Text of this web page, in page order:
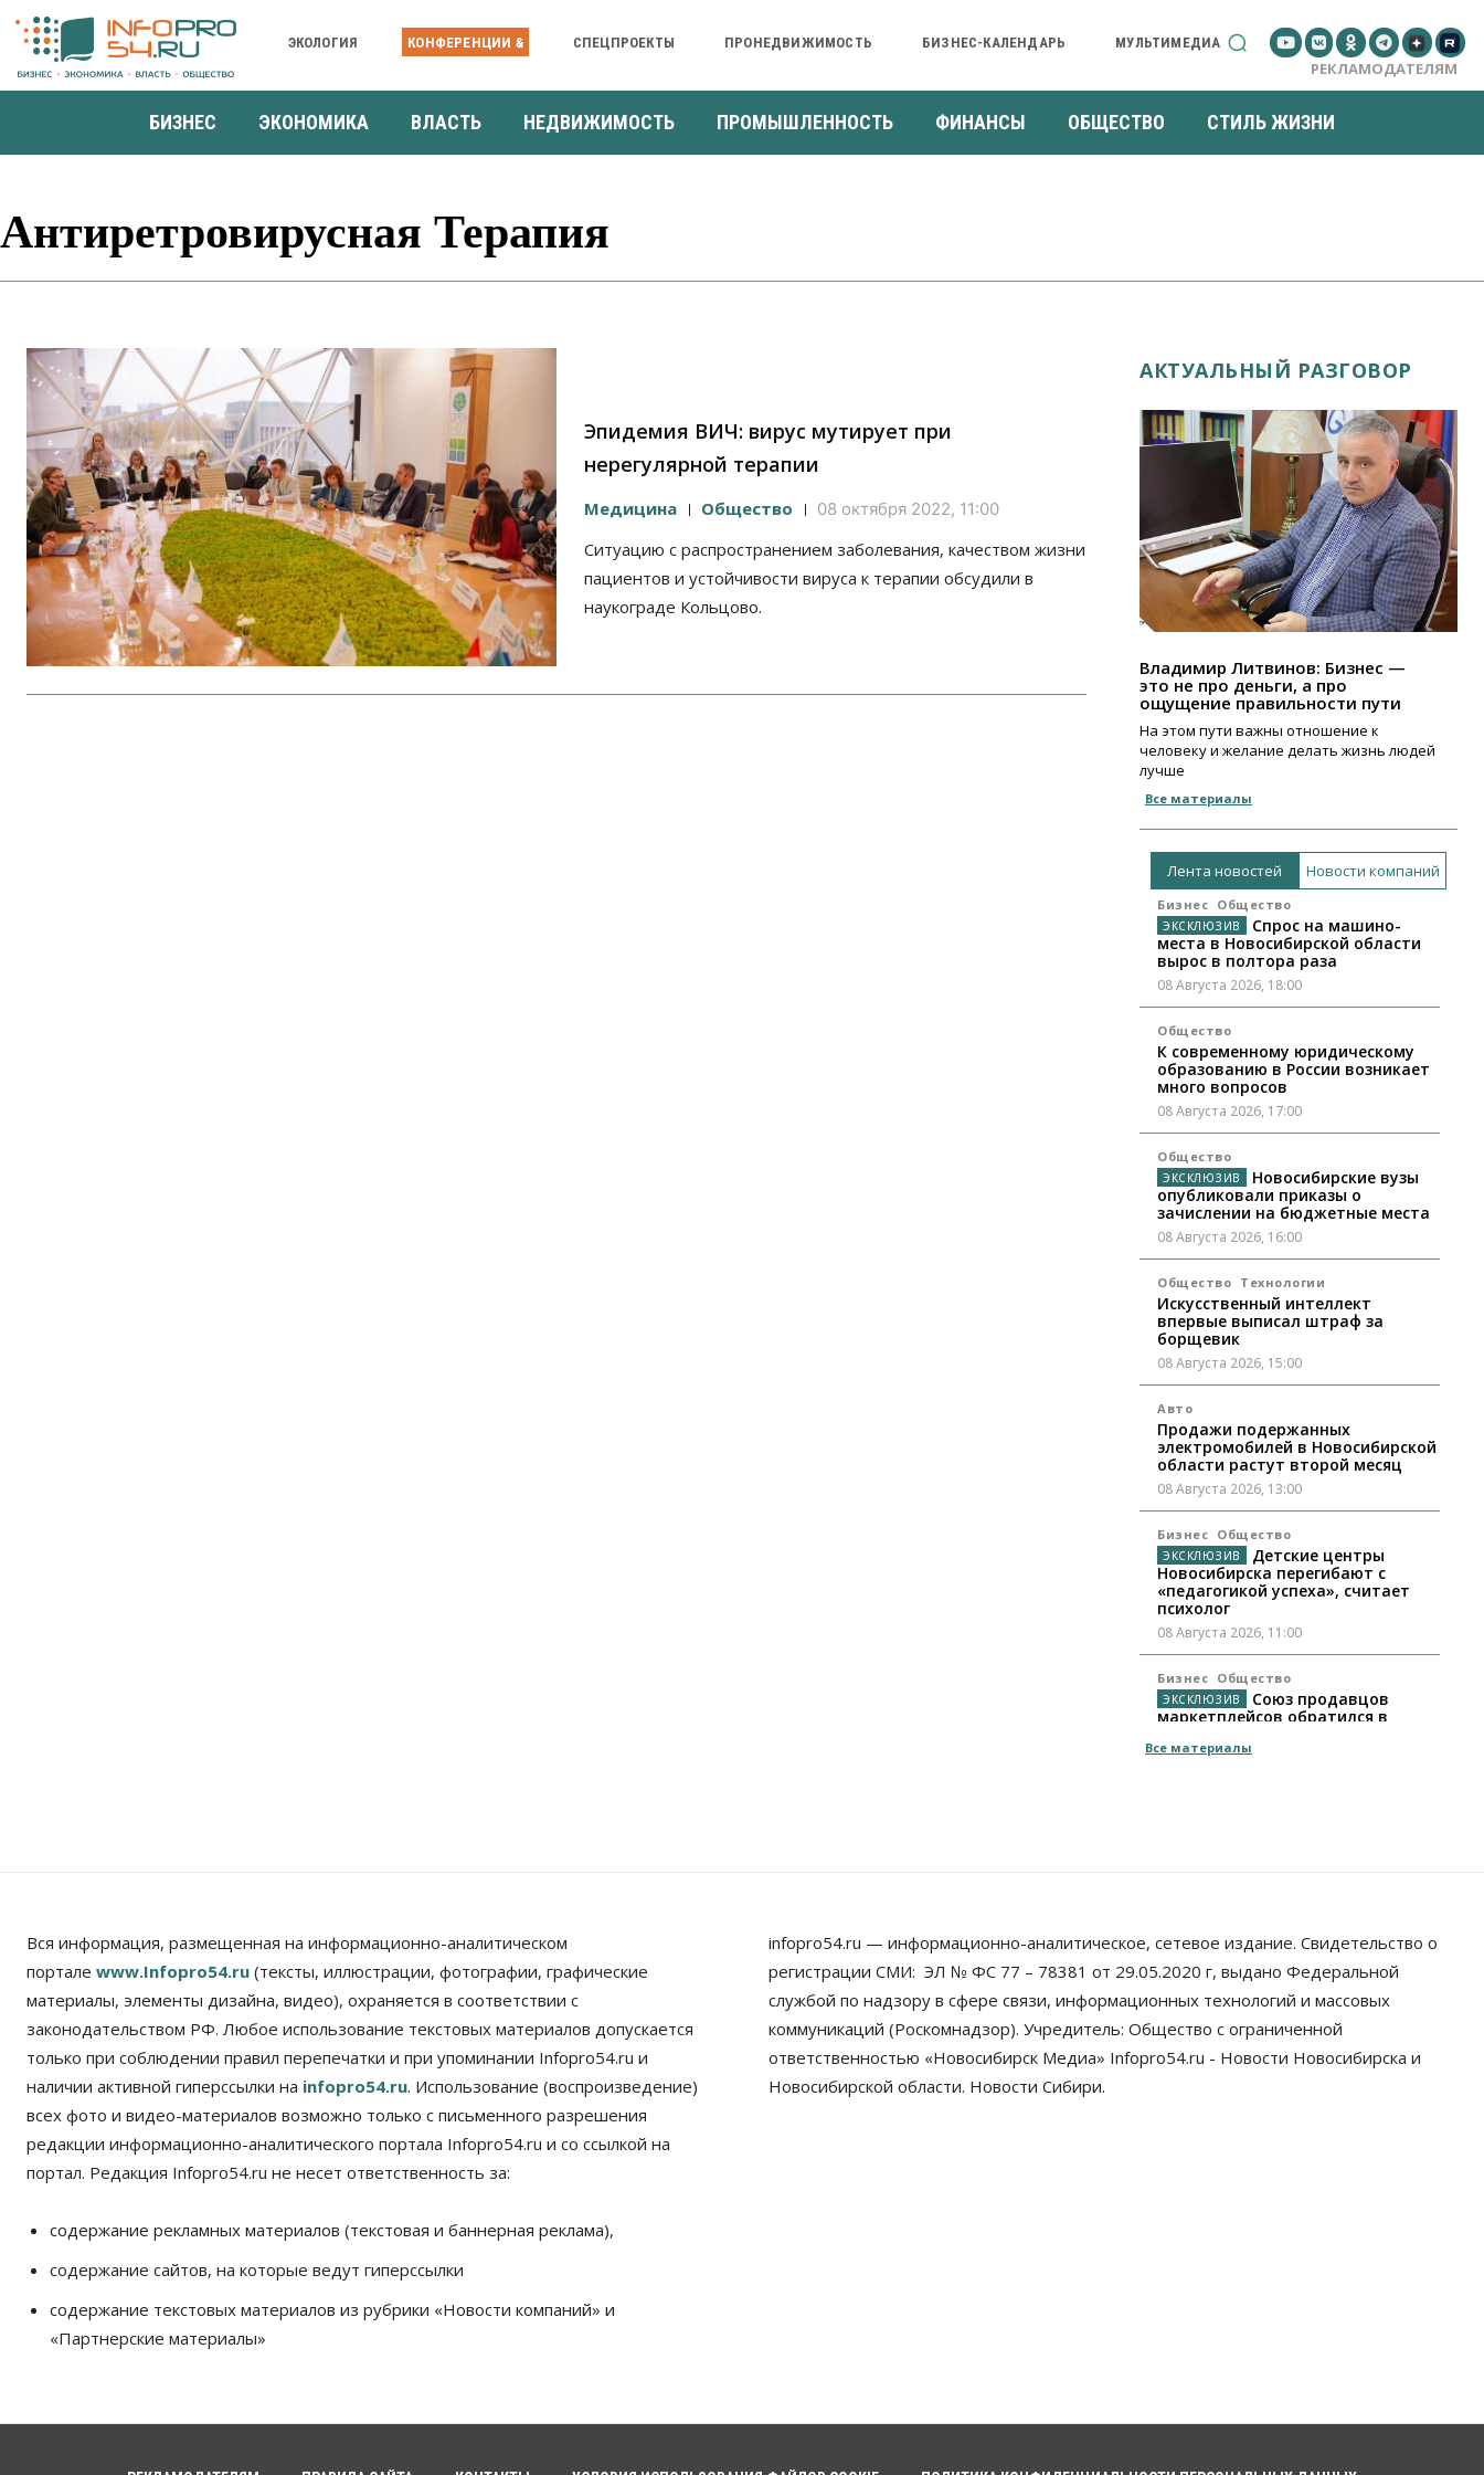
ЭКОЛОГИЯ КОНФЕРЕНЦИИ & СПЕЦПРОЕКТЫ ПРОНЕДВИЖИМОСТЬ БИЗНЕС-КАЛЕНДАРЬ МУЛЬТИМЕДИА
РЕКЛАМОДАТЕЛЯМ
БИЗНЕС ЭКОНОМИКА ВЛАСТЬ НЕДВИЖИМОСТЬ ПРОМЫШЛЕННОСТЬ ФИНАНСЫ ОБЩЕСТВО СТИЛЬ ЖИЗНИ
Антиретровирусная Терапия
Эпидемия ВИЧ: вирус мутирует при
нерегулярной терапии
Медицина Общество 08 октября 2022, 11:00
Ситуацию с распространением заболевания, качеством жизни
пациентов и устойчивости вируса к терапии обсудили в
наукограде Кольцово.
АКТУАЛЬНЫЙ РАЗГОВОР
Владимир Литвинов: Бизнес —
это не про деньги, а про
ощущение правильности пути
На этом пути важны отношение к
человеку и желание делать жизнь людей
лучше
Все материалы
Лента новостей Новости компаний
Бизнес Общество
Спрос на машино-
места в Новосибирской области
вырос в полтора раза
08 Августа 2026, 18:00
Общество
К современному юридическому
образованию в России возникает
много вопросов
08 Августа 2026, 17:00
Общество
Новосибирские вузы
опубликовали приказы о
зачислении на бюджетные места
08 Августа 2026, 16:00
Общество Технологии
Искусственный интеллект
впервые выписал штраф за
борщевик
08 Августа 2026, 15:00
Авто
Продажи подержанных
электромобилей в Новосибирской
области растут второй месяц
08 Августа 2026, 13:00
Бизнес Общество
Детские центры
Новосибирска перегибают с
«педагогикой успеха», считает
психолог
08 Августа 2026, 11:00
Бизнес Общество
Союз продавцов
маркетплейсов обратился в
WB
В Новосибирской
области резко сократился
грузооборот в автоперевозках
07 Августа 2026, 19:00
Общество
Все материалы
Вся информация, размещенная на информационно-аналитическом
портале www.Infopro54.ru (тексты, иллюстрации, фотографии, графические
материалы, элементы дизайна, видео), охраняется в соответствии с
законодательством РФ. Любое использование текстовых материалов допускается
только при соблюдении правил перепечатки и при упоминании Infopro54.ru и
наличии активной гиперссылки на infopro54.ru. Использование (воспроизведение)
всех фото и видео-материалов возможно только с письменного разрешения
редакции информационно-аналитического портала Infopro54.ru и со ссылкой на
портал. Редакция Infopro54.ru не несет ответственность за:
содержание рекламных материалов (текстовая и баннерная реклама),
содержание сайтов, на которые ведут гиперссылки
содержание текстовых материалов из рубрики «Новости компаний» и
«Партнерские материалы»
infopro54.ru — информационно-аналитическое, сетевое издание. Свидетельство о
регистрации СМИ: ЭЛ № ФС 77 – 78381 от 29.05.2020 г, выдано Федеральной
службой по надзору в сфере связи, информационных технологий и массовых
коммуникаций (Роскомнадзор). Учредитель: Общество с ограниченной
ответственностью «Новосибирск Медиа» Infopro54.ru - Новости Новосибирска и
Новосибирской области. Новости Сибири.